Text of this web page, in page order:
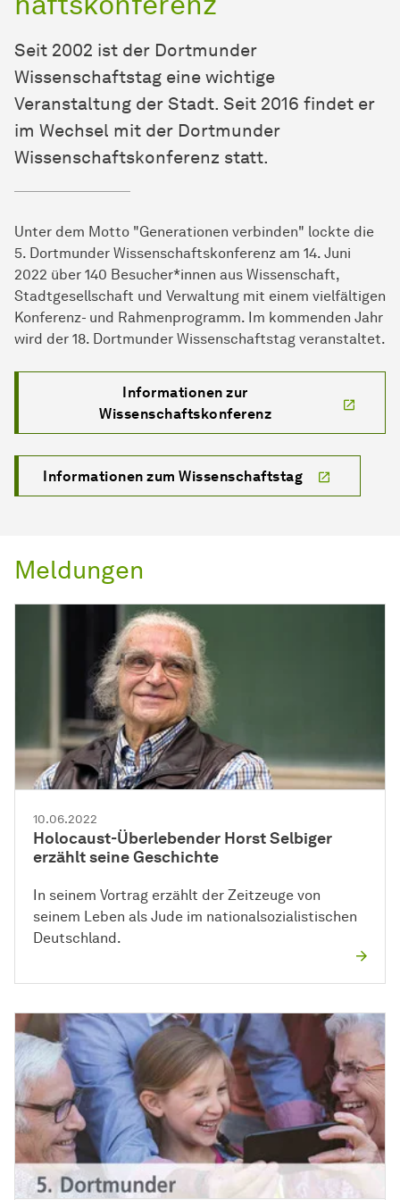
Seit 2002 ist der Dortmunder
Wissenschaftstag eine wichtige
Veranstaltung der Stadt. Seit 2016 findet er
im Wechsel mit der Dortmunder
Wissenschaftskonferenz statt.
Unter dem Motto "Generationen verbinden" lockte die
5. Dortmunder Wissenschaftskonferenz am 14. Juni
2022 über 140 Besucher*innen aus Wissenschaft,
Stadtgesellschaft und Verwaltung mit einem vielfältigen
Konferenz- und Rahmenprogramm. Im kommenden Jahr
wird der 18. Dortmunder Wissenschaftstag veranstaltet.
Informationen zur
Wissenschaftskonferenz
Informationen zum Wissenschaftstag
Meldungen
10.06.2022
Holocaust-Überlebender Horst Selbiger
erzählt seineGe­schich­te
In seinem Vortrag erzählt der Zeitzeuge von
seinem Leben als Jude im nationalsozialistischen
Deutschland.